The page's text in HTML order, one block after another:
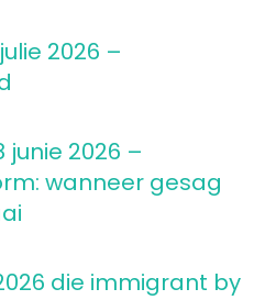
2026 –
2026 –
wanneer gesag
die immigrant by